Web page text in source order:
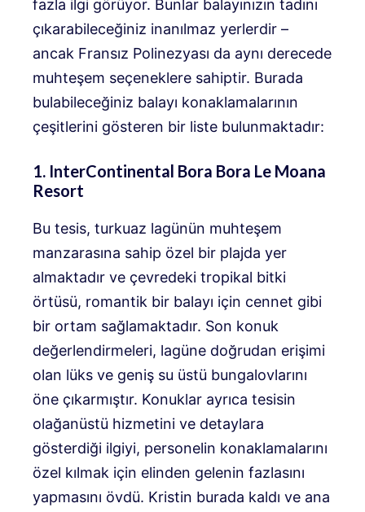
fazla ilgi görüyor. Bunlar balayınızın tadını
çıkarabileceğiniz inanılmaz yerlerdir –
ancak Fransız Polinezyası da aynı derecede
muhteşem seçeneklere sahiptir. Burada
bulabileceğiniz balayı konaklamalarının
çeşitlerini gösteren bir liste bulunmaktadır:
1. InterContinental Bora Bora Le Moana
Resort
Bu tesis, turkuaz lagünün muhteşem
manzarasına sahip özel bir plajda yer
almaktadır ve çevredeki tropikal bitki
örtüsü, romantik bir balayı için cennet gibi
bir ortam sağlamaktadır. Son konuk
değerlendirmeleri, lagüne doğrudan erişimi
olan lüks ve geniş su üstü bungalovlarını
öne çıkarmıştır. Konuklar ayrıca tesisin
olağanüstü hizmetini ve detaylara
gösterdiği ilgiyi, personelin konaklamalarını
özel kılmak için elinden gelenin fazlasını
yapmasını övdü. Kristin burada kaldı ve ana